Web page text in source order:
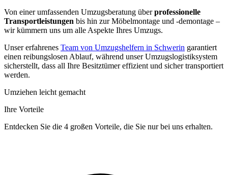
Von einer umfassenden Umzugsberatung überprofessionelle
Transportleistungen bis hin zur Möbelmontage und -demontage –
wir kümmern uns um alle Aspekte Ihres Umzugs.
Unser erfahrenes Team von Umzugshelfern in Schwerin garantiert
einen reibungslosen Ablauf, während unser Umzugslogistiksystem
sicherstellt, dass all Ihre Besitztümer effizient und sicher transportiert
werden.
Umziehen leicht gemacht
Ihre Vorteile
Entdecken Sie die 4 großen Vorteile, die Sie nur bei uns erhalten.